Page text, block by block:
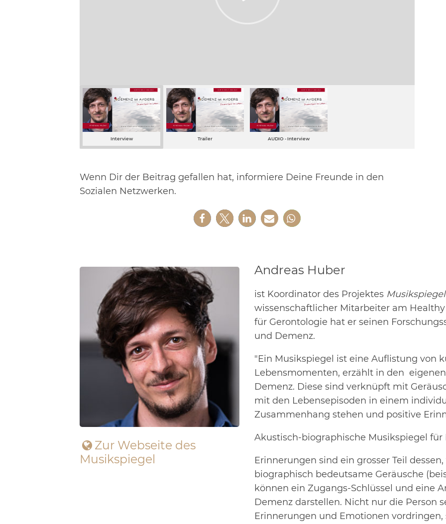
Interview Trailer AUDIO - Interview
Wenn Dir der Beitrag gefallen hat, informiere Deine Freunde in den
Sozialen Netzwerken.
Zur Webseite des
Musikspiegel
Andreas Huber
ist Koordinator des Projektes Musikspiegel
wissenschaftlicher Mitarbeiter am
für Gerontologie hat er seinen
und Demenz.
"Ein Musikspiegel ist eine Auflistung von
Lebensmomenten, erzählt in den
Demenz. Diese sind verknüpft mit
mit den Lebensepisoden in einem
Zusammenhang stehen und positive
Akustisch-biographische Musikspiegel
Erinnerungen sind ein grosser Teil
biographisch bedeutsame Geräusche
können ein Zugangs-Schlüssel und eine
Demenz darstellen. Nicht nur die Person
Erinnerungen und Emotionen